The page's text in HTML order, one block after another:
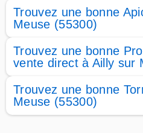
Trouvez une bonne
Meuse (55300)
Trouvez une bonne
vente direct à Ailly sur
Trouvez une bonne
Meuse (55300)